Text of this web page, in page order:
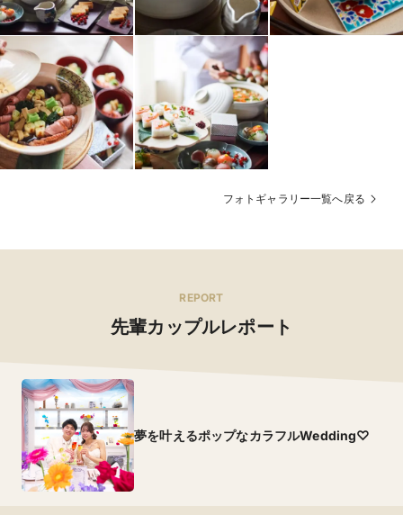
フォトギャラリー一覧へ戻る
REPORT
先輩カップルレポート
夢を叶えるポップなカラフルWedding♡